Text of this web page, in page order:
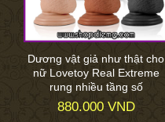
Dương vật giả như thật cho
nữ Lovetoy Real Extreme
rung nhiều tầng số
880.000 VND